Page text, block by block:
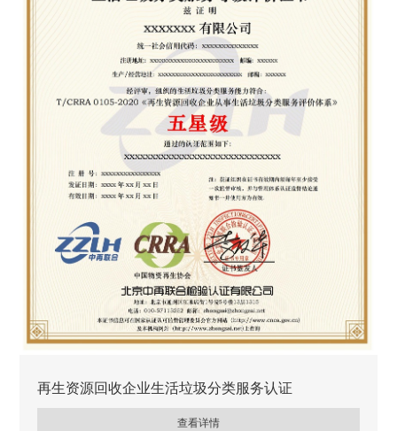
再生资源回收企业生活垃圾分类服务认证
查看详情